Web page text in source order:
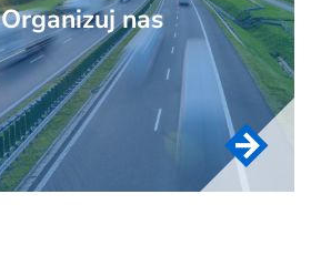
Organizuj nas